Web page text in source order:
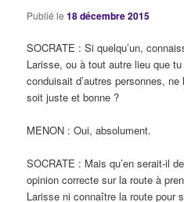
Publié le18 décembre 2015
SOCRATE : Si quelqu’un,
Larisse, ou à tout autre lieu que
conduisait d’autres personnes,
soit juste et bonne ?
MENON : Oui, absolument.
SOCRATE : Mais qu’en serait-il
opinion correcte sur la route à
Larisse ni connaître la route pour